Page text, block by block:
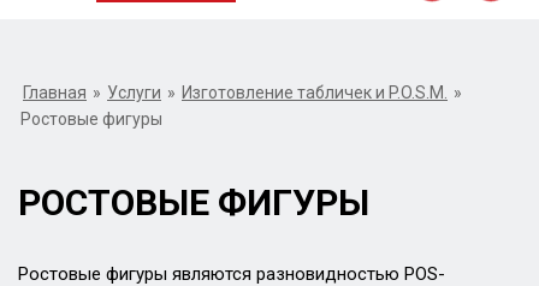
Главная » Услуги » Изготовление табличек и P.O.S.M.
»
Ростовые фигуры
РОСТОВЫЕ ФИГУРЫ
Ростовые фигуры являются разновидностью POS-